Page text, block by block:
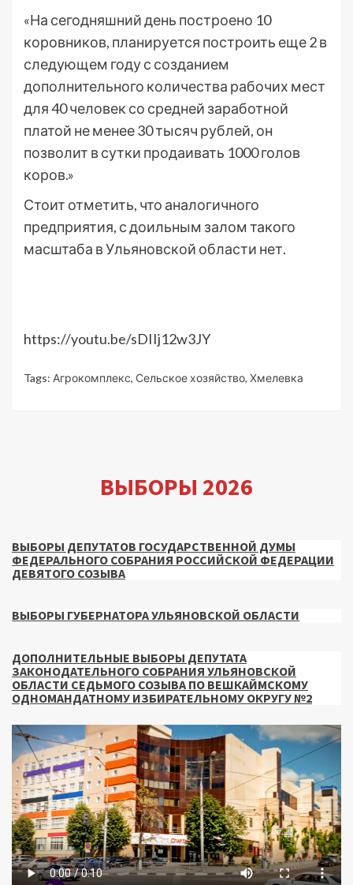
«На сегодняшний день построено 10
коровников, планируется построить еще 2 в
следующем году с созданием
дополнительного количества рабочих мест
для 40 человек со средней заработной
платой не менее 30 тысяч рублей, он
позволит в сутки продаивать 1000 голов
коров.»
Стоит отметить, что аналогичного
предприятия, с доильным залом такого
масштаба в Ульяновской области нет.
https://youtu.be/sDIIj12w3JY
Tags: Агрокомплекс, Сельское хозяйство, Хмелевка
ВЫБОРЫ 2026
ВЫБОРЫ ДЕПУТАТОВ ГОСУДАРСТВЕННОЙ ДУМЫ
ФЕДЕРАЛЬНОГО СОБРАНИЯ РОССИЙСКОЙ ФЕДЕРАЦИИ
ДЕВЯТОГО СОЗЫВА
ВЫБОРЫ ГУБЕРНАТОРА УЛЬЯНОВСКОЙ ОБЛАСТИ
ДОПОЛНИТЕЛЬНЫЕ ВЫБОРЫ ДЕПУТАТА
ЗАКОНОДАТЕЛЬНОГО СОБРАНИЯ УЛЬЯНОВСКОЙ
ОБЛАСТИ СЕДЬМОГО СОЗЫВА ПО ВЕШКАЙМСКОМУ
ОДНОМАНДАТНОМУ ИЗБИРАТЕЛЬНОМУ ОКРУГУ №2